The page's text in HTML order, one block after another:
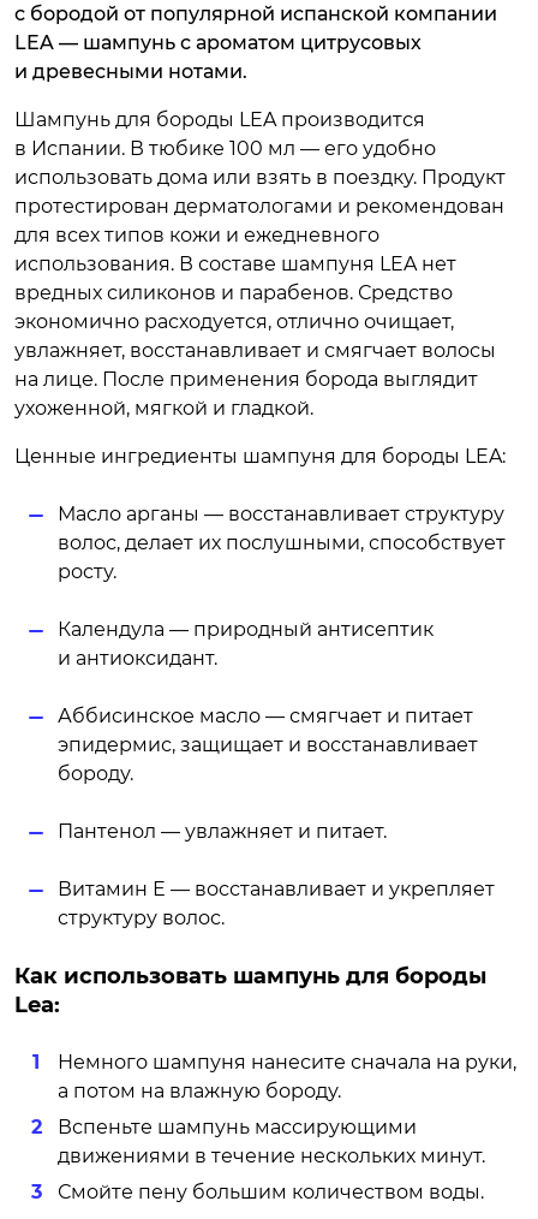
с бородой от популярной испанской компании
LEA — шампунь с ароматом цитрусовых
и древесными нотами.
Шампунь для бороды LEA производится
в Испании. В тюбике 100 мл — его удобно
использовать дома или взять в поездку. Продукт
протестирован дерматологами и рекомендован
для всех типов кожи и ежедневного
использования. В составе шампуня LEA нет
вредных силиконов и парабенов. Средство
экономично расходуется, отлично очищает,
увлажняет, восстанавливает и смягчает волосы
на лице. После применения борода выглядит
ухоженной, мягкой и гладкой.
Ценные ингредиенты шампуня для бороды LEA:
Масло арганы — восстанавливает структуру
волос, делает их послушными, способствует
росту.
Календула — природный антисептик
и антиоксидант.
Аббисинское масло — смягчает и питает
эпидермис, защищает и восстанавливает
бороду.
Пантенол — увлажняет и питает.
Витамин Е — восстанавливает и укрепляет
структуру волос.
Как использовать шампунь для бороды
Lea:
Немного шампуня нанесите сначала на руки,
а потом на влажную бороду.
Вспеньте шампунь массирующими
движениями в течение нескольких минут.
Смойте пену большим количеством воды.